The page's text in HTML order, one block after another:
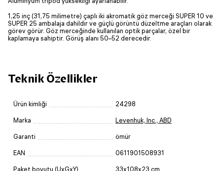
1,25 inç (31,75 milimetre) çaplı iki akromatik göz merceği SUPER 10 ve
SUPER 25 ambalaja dahildir ve güçlü görüntü düzeltme araçları olarak
görev görür. Göz merceğinde kullanılan optik parçalar, özel bir
kaplamaya sahiptir. Görüş alanı 50–52 derecedir.
Teknik Özellikler
Ürün kimliği 24298
Marka Levenhuk, Inc., ABD
Garanti ömür
EAN 0611901508931
Paket boyutu (UxGxY) 33x108x23 cm